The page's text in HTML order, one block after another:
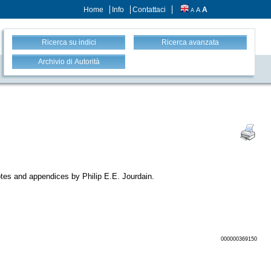
Home Info Contattaci A A A
Ricerca su indici Ricerca avanzata
Archivio di Autorità